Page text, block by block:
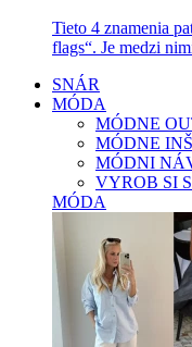
Tieto 4 znamenia
flags“. Je medzi
SNÁR
MÓDA
MÓDNE
MÓDNE
MÓDNI
VYROB SI
MÓDA